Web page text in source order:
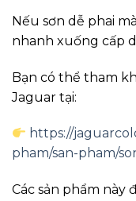
Nếu sơn dễ phai
nhanh xuống cấp
Bạn có thể tham
Jaguar tại:
https://
pham/san-pham/
Các sản phẩm này